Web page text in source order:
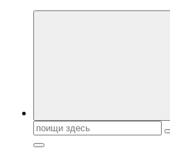
Справочник автомобилиста.
Поиск: